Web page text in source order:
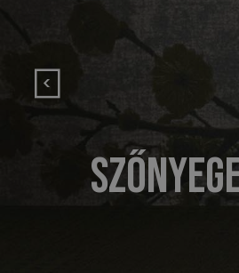
TAPÉTA
Previous